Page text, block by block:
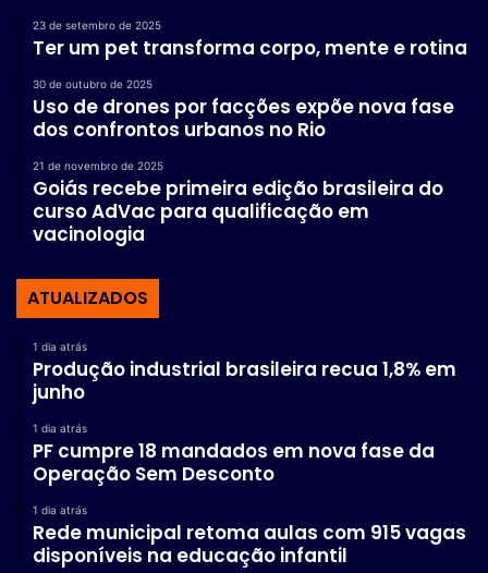
23 de setembro de 2025
Ter um pet transforma corpo, mente e rotina
30 de outubro de 2025
Uso de drones por facções expõe nova fase
dos confrontos urbanos no Rio
21 de novembro de 2025
Goiás recebe primeira edição brasileira do
curso AdVac para qualificação em
vacinologia
ATUALIZADOS
1 dia atrás
Produção industrial brasileira recua 1,8% em
junho
1 dia atrás
PF cumpre 18 mandados em nova fase da
Operação Sem Desconto
1 dia atrás
Rede municipal retoma aulas com 915 vagas
disponíveis na educação infantil